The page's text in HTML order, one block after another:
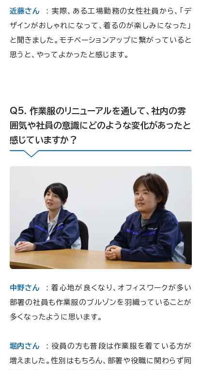
近藤さん
: 実際、ある工場勤務の女性社員から、「デ
ザインがおしゃれになって、着るのが楽しみになった」
と聞きました。モチベーションアップに繋がっていると
思うと、やってよかったと感じます。
作業服のリニューアルを通して、社内の雰
囲気や社員の意識にどのような変化があったと
感じていますか？
中野さん
: 着心地が良くなり、オフィスワークが多い
部署の社員も作業服のブルゾンを羽織っていることが
多くなったように思います。
堀内さん
: 役員の方も普段は作業服を着ている方が
増えました。性別はもちろん、部署や役職に関わらず同